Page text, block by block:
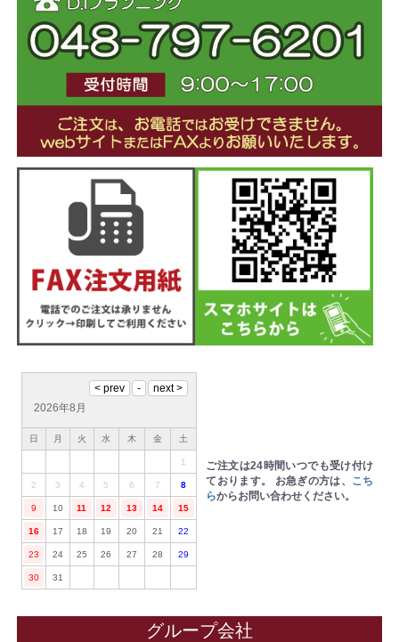
2026年8月
日 月 火 水 木 金 土
1
2 3 4 5 6 7 8
9 10 11 12 13 14 15
16 17 18 19 20 21 22
23 24 25 26 27 28 29
30 31
ご注文は24時間いつでも受け付け
ております。 お急ぎの方は、 こち
らからお問い合わせください。
グループ会社